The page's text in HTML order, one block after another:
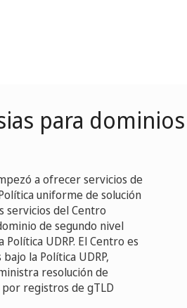
para
a ofrecer servicios de
uniforme de solución
servicios del Centro
de segundo nivel
UDRP. El Centro es
la Política UDRP,
resolución de
registros de gTLD